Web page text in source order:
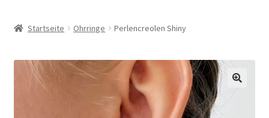
RINGE
Startseite Ohrringe Perlencreolen Shiny